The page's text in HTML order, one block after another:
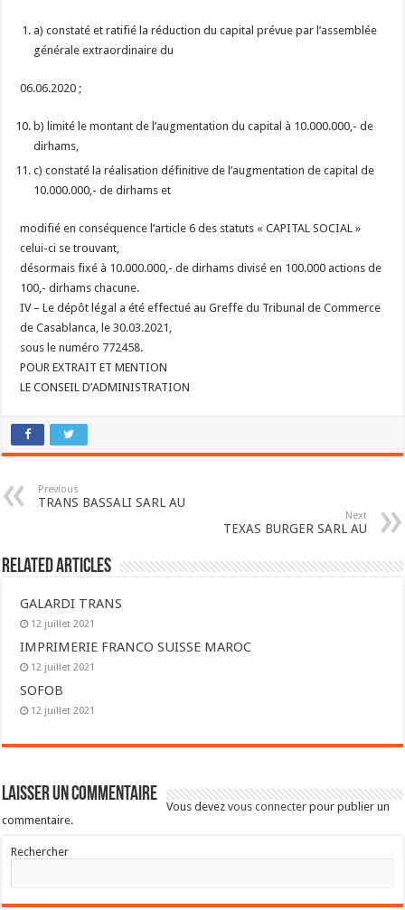
a) constaté et ratifié la réduction du capital prévue par l’assemblée
générale extraordinaire du
06.06.2020 ;
b) limité le montant de l’augmentation du capital à 10.000.000,- de
dirhams,
c) constaté la réalisation définitive de l’augmentation de capital de
10.000.000,- de dirhams et
modifié en conséquence l’article 6 des statuts « CAPITAL SOCIAL »
celui-ci se trouvant,
désormais fixé à 10.000.000,- de dirhams divisé en 100.000 actions de
100,- dirhams chacune.
IV – Le dépôt légal a été effectué au Greffe du Tribunal de Commerce
de Casablanca, le 30.03.2021,
sous le numéro 772458.
POUR EXTRAIT ET MENTION
LE CONSEIL D’ADMINISTRATION
Previous
TRANS BASSALI SARL AU
Next
TEXAS BURGER SARL AU
Related Articles
GALARDI TRANS
12 juillet 2021
IMPRIMERIE FRANCO SUISSE MAROC
12 juillet 2021
SOFOB
12 juillet 2021
Laisser un commentaire
Vous devezvous connecter pour publier un
commentaire.
Rechercher